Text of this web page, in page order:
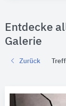
Entdecke
Galerie
Zurück